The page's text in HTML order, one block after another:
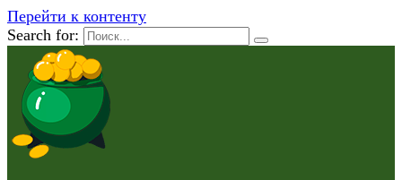
Перейти к контенту
Search for: